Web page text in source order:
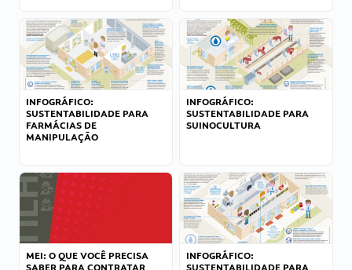
INFOGRÁFICO:
SUSTENTABILIDADE PARA
FARMÁCIAS DE
MANIPULAÇÃO
INFOGRÁFICO:
SUSTENTABILIDADE PARA
SUINOCULTURA
MEI: O QUE VOCÊ PRECISA
INFOGRÁFICO: